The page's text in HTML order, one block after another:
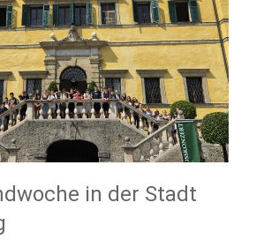
in der Stadt